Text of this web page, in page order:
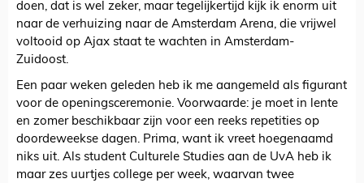
doen, dat is wel zeker, maar tegelijkertijd kijk ik enorm uit
naar de verhuizing naar de Amsterdam Arena, die vrijwel
voltooid op Ajax staat te wachten in Amsterdam-
Zuidoost.
Een paar weken geleden heb ik me aangemeld als figurant
voor de openingsceremonie. Voorwaarde: je moet in lente
en zomer beschikbaar zijn voor een reeks repetities op
doordeweekse dagen. Prima, want ik vreet hoegenaamd
niks uit. Als student Culturele Studies aan de UvA heb ik
maar zes uurtjes college per week, waarvan twee